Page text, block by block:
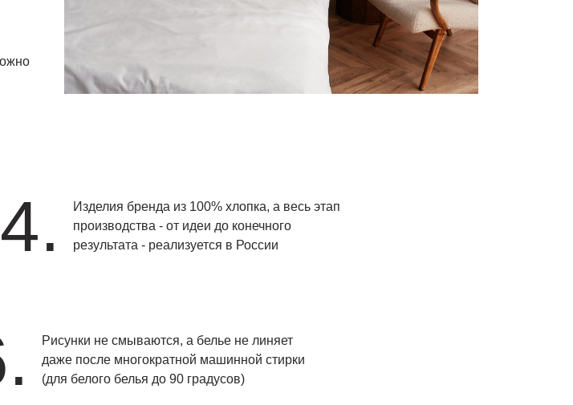
Рисунки не смываются, а белье не линяет
даже после многократной машинной стирки
(для белого белья до 90 градусов)
Изделия бренда из 100% хлопка, а весь этап
производства - от идеи до конечного
результата - реализуется в России
4.